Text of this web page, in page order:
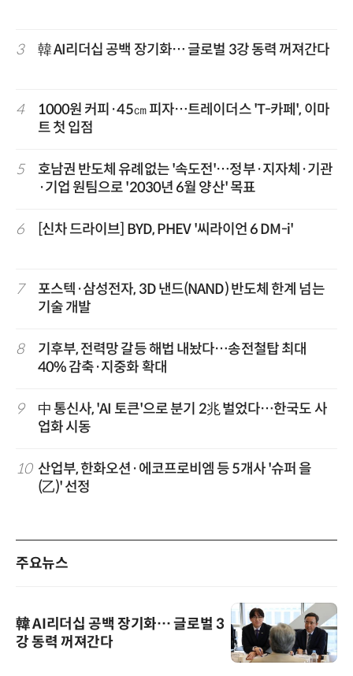
3 韓 AI리더십 공백 장기화… 글로벌 3강 동력 꺼져간다
4
1000원 커피·45㎝ 피자…트레이더스 'T-카페', 이마
트 첫 입점
5
호남권 반도체 유례없는 '속도전'…정부·지자체·기관
·기업 원팀으로 '2030년 6월 양산' 목표
6 [신차 드라이브] BYD, PHEV '씨라이언 6 DM-i'
7
포스텍·삼성전자, 3D 낸드(NAND) 반도체 한계 넘는
기술 개발
8
기후부, 전력망 갈등 해법 내놨다…송전철탑 최대
40% 감축·지중화 확대
9
中 통신사, 'AI 토큰'으로 분기 2兆 벌었다…한국도 사
업화 시동
10 산업부, 한화오션·에코프로비엠 등 5개사 '슈퍼 을
(乙)' 선정
주요뉴스
韓 AI리더십 공백 장기화… 글로벌 3
강 동력 꺼져간다